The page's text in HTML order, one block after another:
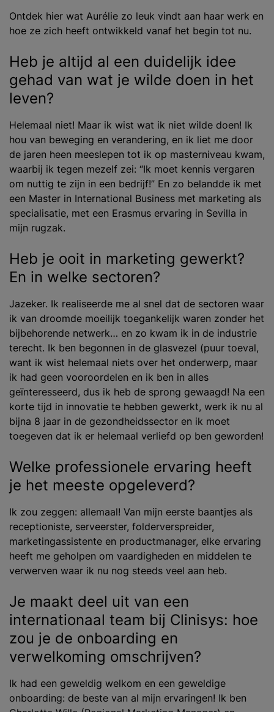
Ontdek hier wat Aurélie zo leuk vindt aan haar werk en
hoe ze zich heeft ontwikkeld vanaf het begin tot nu.
Heb je altijd al een duidelijk idee
gehad van wat je wilde doen in het
leven?
Helemaal niet! Maar ik wist wat ik niet wilde doen! Ik
hou van beweging en verandering, en ik liet me door
de jaren heen meeslepen tot ik op masterniveau kwam,
waarbij ik tegen mezelf zei: “Ik moet kennis vergaren
om nuttig te zijn in een bedrijf!” En zo belandde ik met
een Master in International Business met marketing als
specialisatie, met een Erasmus ervaring in Sevilla in
mijn rugzak.
Heb je ooit in marketing gewerkt?
En in welke sectoren?
Jazeker. Ik realiseerde me al snel dat de sectoren waar
ik van droomde moeilijk toegankelijk waren zonder het
bijbehorende netwerk… en zo kwam ik in de industrie
terecht. Ik ben begonnen in de glasvezel (puur toeval,
want ik wist helemaal niets over het onderwerp, maar
ik had geen vooroordelen en ik ben in alles
geïnteresseerd, dus ik heb de sprong gewaagd! Na een
korte tijd in innovatie te hebben gewerkt, werk ik nu al
bijna 8 jaar in de gezondheidssector en ik moet
toegeven dat ik er helemaal verliefd op ben geworden!
Welke professionele ervaring heeft
je het meeste opgeleverd?
Ik zou zeggen: allemaal! Van mijn eerste baantjes als
receptioniste, serveerster, folderverspreider,
marketingassistente en productmanager, elke ervaring
heeft me geholpen om vaardigheden en middelen te
verwerven waar ik nu nog steeds veel aan heb.
Je maakt deel uit van een
internationaal team bij Clinisys: hoe
zou je de onboarding en
verwelkoming omschrijven?
Ik had een geweldig welkom en een geweldige
onboarding: de beste van al mijn ervaringen! Ik ben